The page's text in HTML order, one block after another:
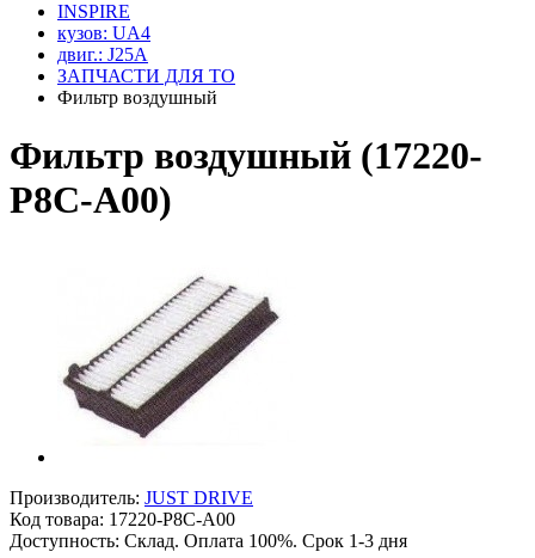
INSPIRE
кузов: UA4
двиг.: J25A
ЗАПЧАСТИ ДЛЯ ТО
Фильтр воздушный
Фильтр воздушный (17220-
P8C-A00)
Производитель: JUST DRIVE
Код товара: 17220-P8C-A00
Доступность: Склад. Оплата 100%. Срок 1-3 дня